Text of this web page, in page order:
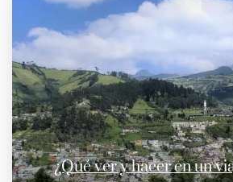
¿Qué ver y hacer en un